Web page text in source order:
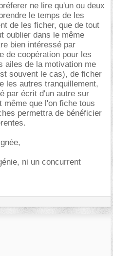
ne lire qu'un ou deux
le temps de les
de les ficher, que de tout
oublier dans le même
bien intéressé par
de coopération pour les
ailes de la motivation me
souvent le cas), de ficher
les autres tranquillement,
par écrit d'un autre sur
même que l'on fiche tous
permettra de bénéficier
ni un concurrent